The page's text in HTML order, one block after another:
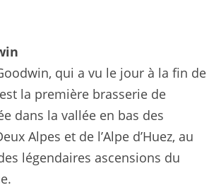
qui a vu le jour à la fin de
est la première brasserie de
dans la vallée en bas des
Alpes et de l’Alpe d’Huez, au
légendaires ascensions du